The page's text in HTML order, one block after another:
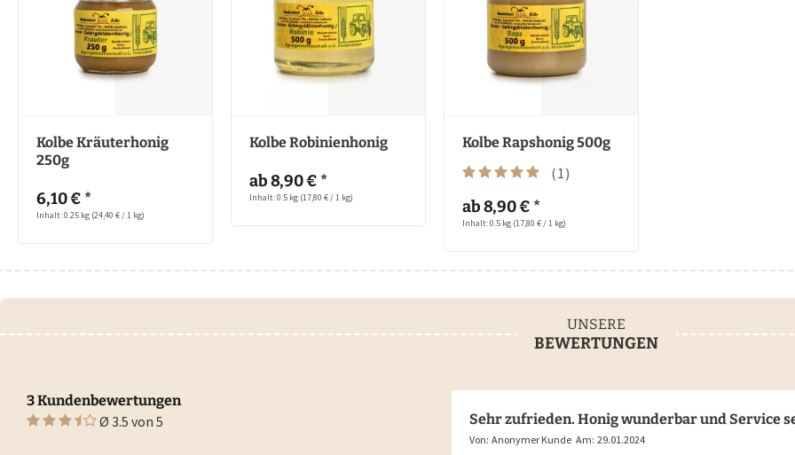
Kolbe Kräuterhonig
250g
6,10 € *
Inhalt: 0.25 kg (24,40 € / 1 kg)
Kolbe Robinienhonig
ab 8,90 € *
Inhalt: 0.5 kg (17,80 € / 1 kg)
Kolbe Rapshonig 500g
(1)
ab 8,90 € *
Inhalt: 0.5 kg (17,80 € / 1 kg)
UNSERE
BEWERTUNGEN
3 Kundenbewertungen
Ø 3.5 von 5 Sehr zufrieden. Honig wunderbar und Service
Von: Anonymer Kunde Am: 29.01.2024